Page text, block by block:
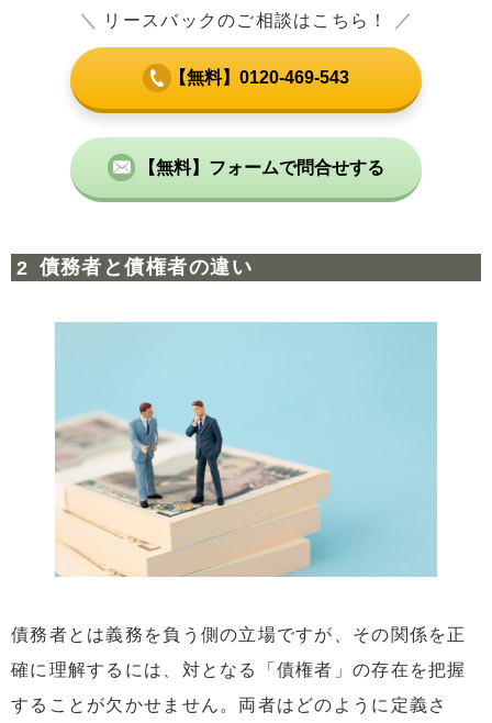
＼ リースバックのご相談はこちら！ ／
【無料】0120-469-543
【無料】フォームで問合せする
債務者と債権者の違い
債務者とは義務を負う側の立場ですが、その関係を正
確に理解するには、対となる「債権者」の存在を把握
することが欠かせません。両者はどのように定義さ